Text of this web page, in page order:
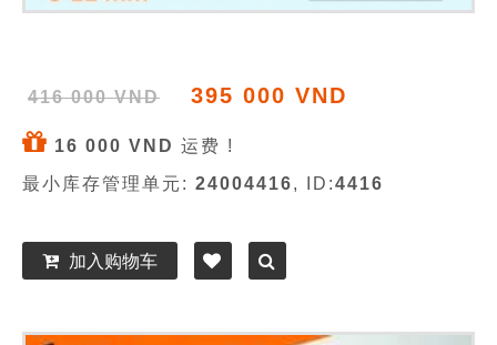
416 000 VND 395 000 VND
16 000 VND 运费 !
最小库存管理单元: 24004416, ID:4416
加入购物车